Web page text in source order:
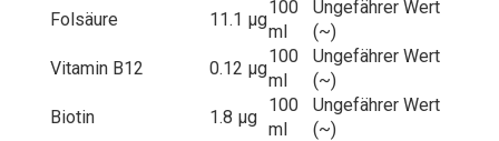
Folsäure
11.1 µg
100
ml
Ungefährer Wert
(~)
Vitamin B12
0.12 µg
100
ml
Ungefährer Wert
(~)
Biotin
1.8 µg
100
ml
Ungefährer Wert
(~)